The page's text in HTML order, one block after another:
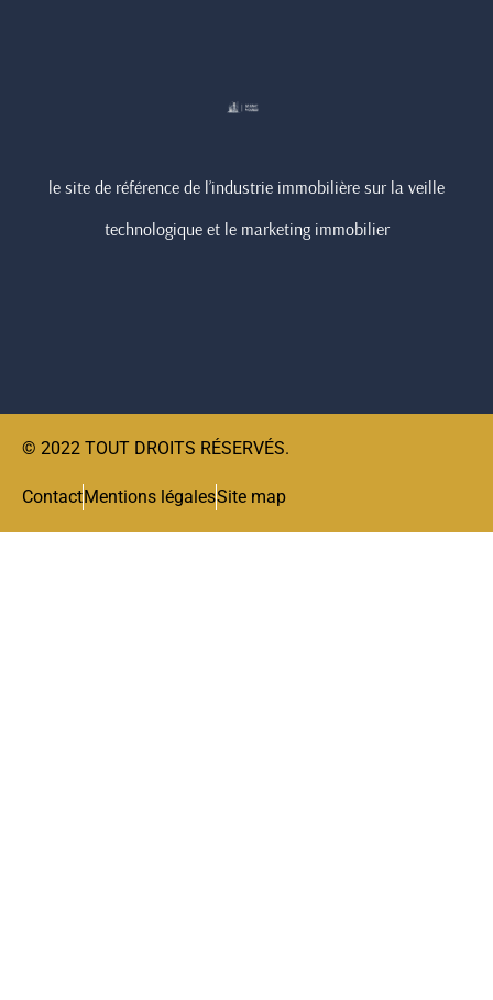
le site de référence de l’industrie immobilière sur la veille
technologique et le marketing immobilier
© 2022 TOUT DROITS RÉSERVÉS.
ContactMentions légalesSite map